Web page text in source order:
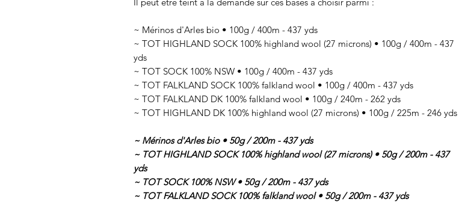
~ Mérinos d'Arles bio • 100g / 400m - 437 yds
~ TOT HIGHLAND SOCK 100% highland wool (27 microns) • 100g / 400m - 437
yds
~ TOT SOCK 100% NSW • 100g / 400m - 437 yds
~ TOT FALKLAND SOCK 100% falkland wool • 100g / 400m - 437 yds
~ TOT FALKLAND DK 100% falkland wool • 100g / 240m - 262 yds
~ TOT HIGHLAND DK 100% highland wool (27 microns) • 100g / 225m - 246 yds
~ Mérinos d'Arles bio • 50g / 200m - 437 yds
~ TOT HIGHLAND SOCK 100% highland wool (27 microns) • 50g / 200m - 437
yds
~ TOT SOCK 100% NSW • 50g / 200m - 437 yds
~ TOT FALKLAND SOCK 100% falkland wool • 50g / 200m - 437 yds